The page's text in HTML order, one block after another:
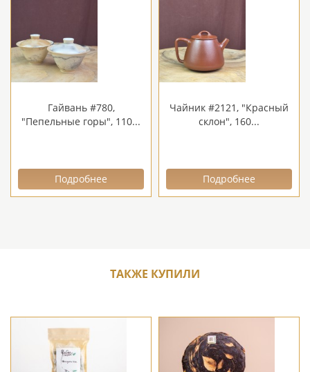
Гайвань #780,
"Пепельные горы", 110...
Подробнее
Чайник #2121, "Красный
склон", 160...
Подробнее
ТАКЖЕ КУПИЛИ